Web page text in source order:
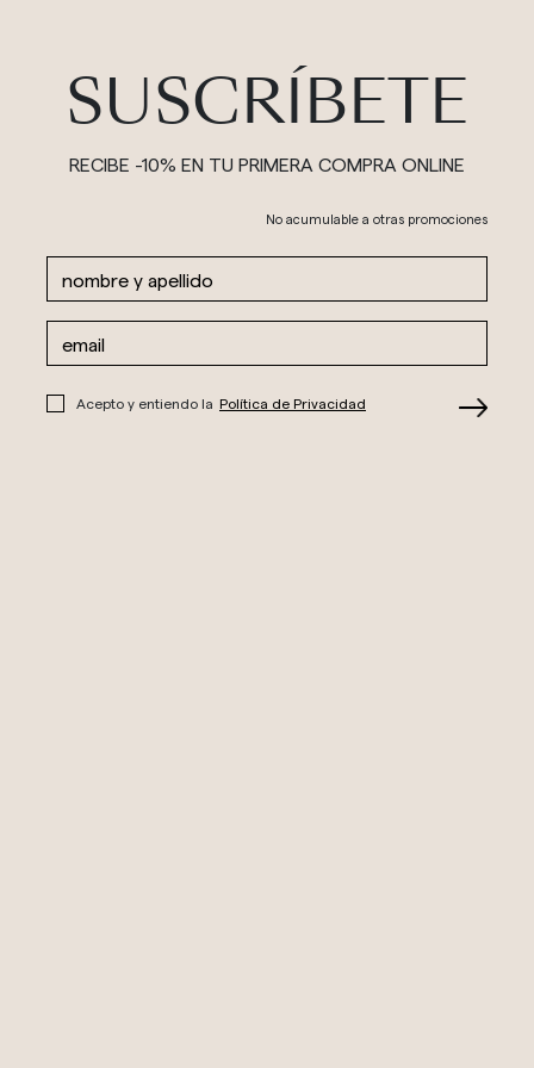
SUSCRÍBETE
RECIBE -10% EN TU PRIMERA COMPRA ONLINE
No acumulable a otras promociones
Acepto y entiendo la Política de Privacidad